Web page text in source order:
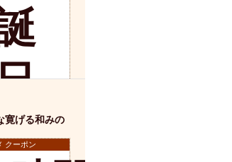
鍋
寛げる和みの
クーポン